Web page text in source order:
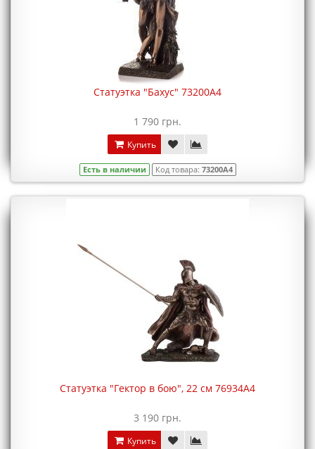
Статуэтка "Бахус" 73200A4
1 790 грн.
Купить
Есть в наличии Код товара: 73200A4
Статуэтка "Гектор в бою", 22 см 76934A4
3 190 грн.
Купить